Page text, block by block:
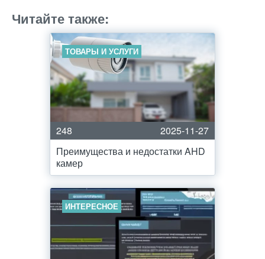
Читайте также:
ТОВАРЫ И УСЛУГИ
248
2025-11-27
Преимущества и недостатки AHD
камер
ИНТЕРЕСНОЕ